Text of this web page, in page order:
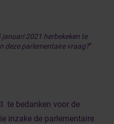
januari 2021 herbekeken te
deze parlementaire vraag?”
te bedanken voor de
inzake de parlementaire